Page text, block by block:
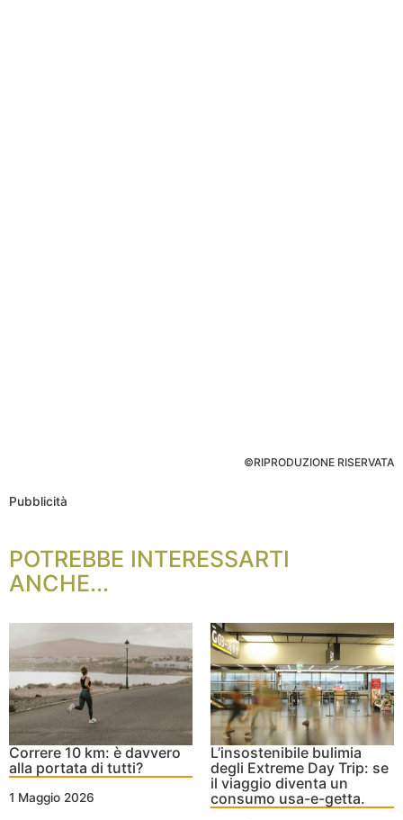
©RIPRODUZIONE RISERVATA
Pubblicità
POTREBBE INTERESSARTI
ANCHE...
Correre 10 km: è davvero
alla portata di tutti?
1 Maggio 2026
L’insostenibile bulimia
degli Extreme Day Trip: se
il viaggio diventa un
consumo usa-e-getta.